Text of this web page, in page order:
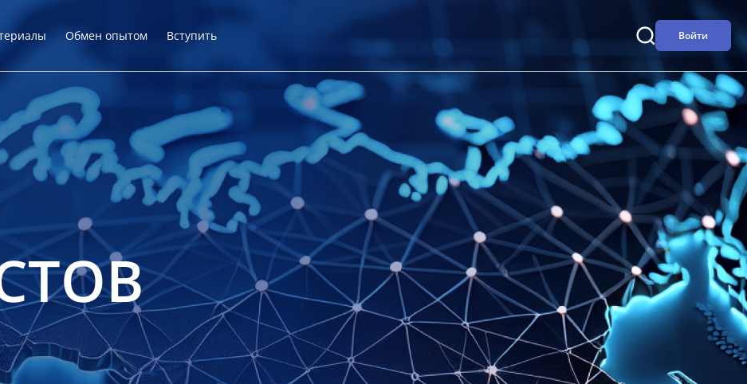
Обмен опытом Вступить Войти